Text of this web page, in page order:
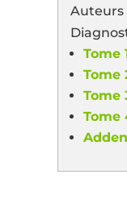
Auteurs
Tome
Tome
Tome
Tome